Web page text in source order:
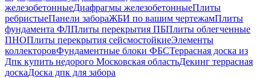
железобетонныеДиафрагмы железобетонныеПлиты
ребристыеПанели забораЖБИ по вашим чертежамПлиты
фундамента ФЛПлиты перекрытия ПБПлиты облегченные
ПНОПлиты перекрытия сейсмостойкиеЭлементы
коллекторовФундаментные блоки ФБСТеррасная доска из
Дпк купить недорого Московская областьДекинг террасная
доскаДоска дпк для забора